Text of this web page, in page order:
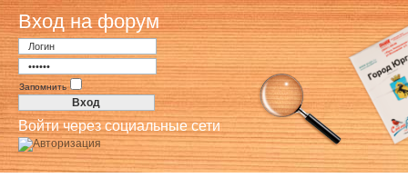
Вход на форум
Запомнить
Войти через социальные сети